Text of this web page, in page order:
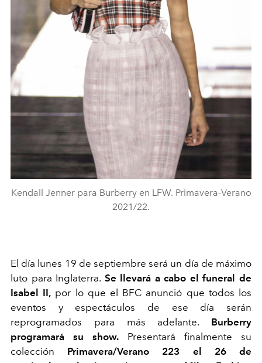
Kendall Jenner para Burberry en LFW. Primavera-Verano
2021/22.
El día lunes 19 de septiembre será un día de máximo
luto para Inglaterra. Se llevará a cabo el funeral de
Isabel II, por lo que el BFC anunció que todos los
eventos y espectáculos de ese día serán
reprogramados para más adelante. Burberry
programará su show. Presentará finalmente su
colección Primavera/Verano 223 el 26 de